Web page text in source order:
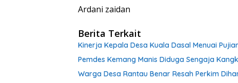
Ardani zaidan
Berita Terkait
Kinerja Kepala Desa Kuala Dasal Menuai
Pemdes Kemang Manis Diduga Sengaja
Warga Desa Rantau Benar Resah Perkim